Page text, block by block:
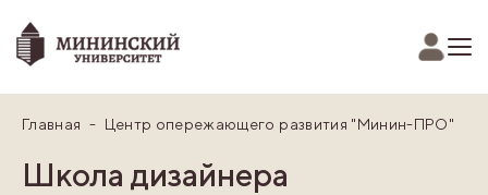
Главная Центр опережающего развития "Минин-ПРО"
Школа дизайнера